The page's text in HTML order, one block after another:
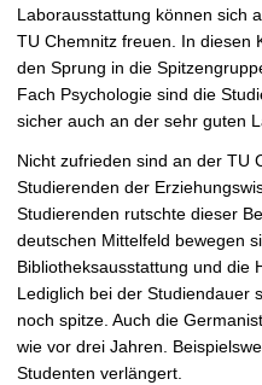
Laborausstattung können sich
TU Chemnitz freuen. In diesen
den Sprung in die
Fach Psychologie sind die
sicher auch an der sehr guten
Nicht zufrieden sind an der TU
Studierenden der
Studierenden rutschte dieser
deutschen Mittelfeld bewegen
Bibliotheksausstattung und die
Lediglich bei der Studiendauer
noch spitze. Auch die
wie vor drei Jahren.
Studenten verlängert.